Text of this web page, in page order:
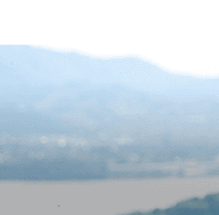
麺類/つゆ
乳製品/蜂蜜
豊洲お取り寄せ